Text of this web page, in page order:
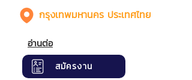
กรุงเทพมหานคร ประเทศไทย
อ่านต่อ
สมัครงาน